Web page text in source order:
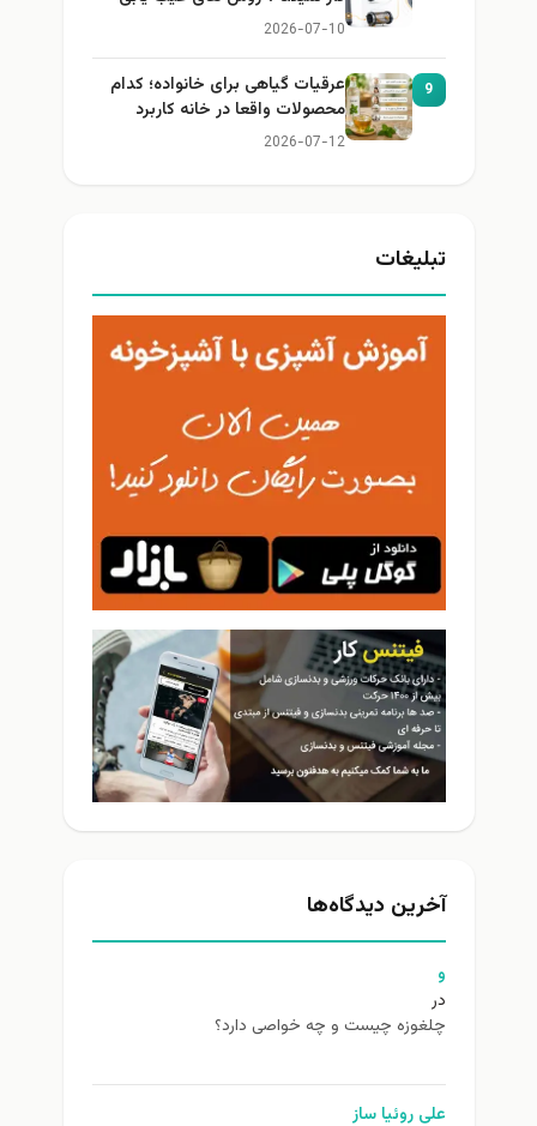
2026-07-10
9
عرقیات گیاهی برای خانواده؛ کدام
محصولات واقعا در خانه کاربرد
دارند؟
2026-07-12
تبلیغات
آخرین دیدگاه‌ها
و
در
چلغوزه چیست و چه خواصی دارد؟
علی روئیا ساز